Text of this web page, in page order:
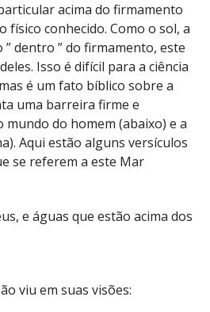
acima do firmamento
físico conhecido. Como o sol, a
” dentro ” do firmamento, este
Isso é difícil para a ciência
é um fato bíblico sobre a
uma barreira firme e
do homem (abaixo) e a
Aqui estão alguns versículos
se referem a este Mar
e águas que estão acima dos
viu em suas visões: